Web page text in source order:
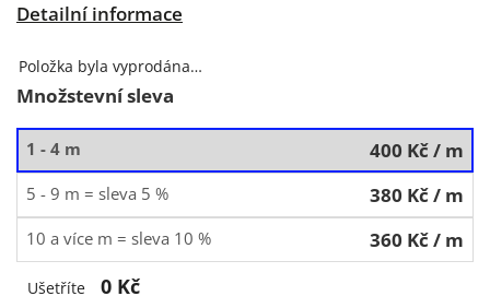
Detailní informace
Položka byla vyprodána…
Množstevní sleva
1 - 4 m 400 Kč/ m
5 - 9 m = sleva 5 % 380 Kč/ m
10 a více m = sleva 10 % 360 Kč/ m
Ušetříte 0 Kč